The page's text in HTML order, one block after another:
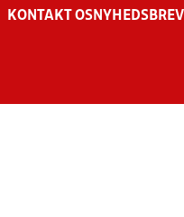
KONTAKT OS NYHEDSBREV